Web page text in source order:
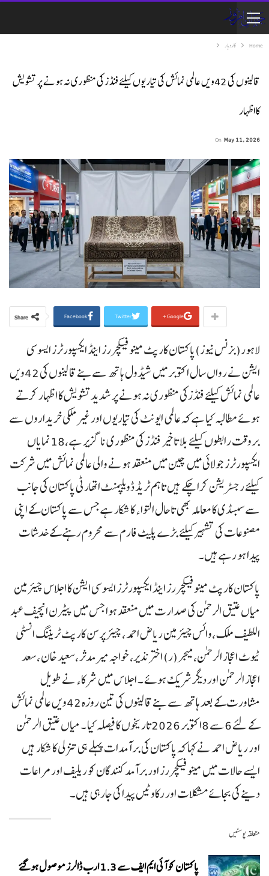
Home کاروبار
قالینوں کی 42ویں عالمی نمائش کی تیاریوں کیلئے فنڈزکی منظوری نہ ہونے پر تشویش
کا اظہار
On May 11, 2026
Share Facebook Twitter Google+
لاہور(بزنس نیوز)پاکستان کارپٹ مینو فیکچررز اینڈ ایکسپورٹرز ایسوسی
ایشن نے رواں سال اکتوبر میں شیڈول ہاتھ سے بنے قالینوں کی 42ویں
عالمی نمائش کیلئے فنڈزکی منظوری نہ ہونے پر شدید تشویش کا اظہار کرتے
ہوئے مطالبہ کیا ہے کہ عالمی ایونٹ کی تیاریوں اور غیر ملکی خریداروں سے
بروقت رابطوں کیلئے بلا تاخیر فنڈز کی منظوری نا گزیر ہے ،18نمایاں
ایکسپورٹرز جولائی میں چین میں منعقد ہونے والی عالمی نمائش میں شرکت
کیلئے رجسٹریشن کرا چکے ہیں تاہم ٹریڈ ڈویلپمنٹ اتھارٹی پاکستان کی جانب
سے سبسڈی کا معاملہ بھی تاحال التواء کا شکار ہے جس سے پاکستان کے اپنی
مصنوعات کی تشہیر کیلئے بڑے پلیٹ فارم سے محروم رہنے کے خدشات
پیدا ہو رہے ہیں۔
پاکستان کارپٹ مینو فیکچررز اینڈ ایکسپورٹرز ایسوسی ایشن کا اجلاس چیئرمین
میاں عتیق الرحمن کی صدارت میں منعقد ہوا جس میں پیٹرن انچیف عبد
اللطیف ملک ،وائس چیئرمین ریاض احمد ، چیئر پرسن کارپٹ ٹریننگ انسٹی
ٹیوٹ اعجاز الرحمن، میجر (ر) اختر نذیر، خواجہ میر مدثر ،سعید خان ،سعد
اعجاز الرحمن اور دیگر شریک ہوئے ۔ اجلاس میں شرکاء نے طویل
مشاورت کے بعد ہاتھ سے بنے قالینوں کی تین روزہ 42ویں عالمی نمائش
کے لئے 6سے 8اکتوبر 2026تاریخوں کا فیصلہ کیا ۔ میاں عتیق الرحمن
اور ریاض احمد نے کہا کہ پاکستان کی برآمدات پہلے ہی تنزلی کا شکار ہیں
ایسے حالات میں مینو فیکچررز اور برآمد کنندگان کو ریلیف اور مراعات
دینے کی بجائے مشکلات اور رکاوٹیں پیدا کی جارہی ہیں۔
متعلقہ پوسٹیں
پاکستان کو آئی ایم ایف سے 1.3 ارب ڈالرز موصول ہوگئے